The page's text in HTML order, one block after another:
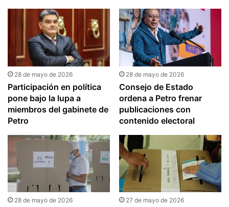
28 de mayo de 2026
Participación en política
pone bajo la lupa a
miembros del gabinete de
Petro
28 de mayo de 2026
Consejo de Estado
ordena a Petro frenar
publicaciones con
contenido electoral
28 de mayo de 2026 27 de mayo de 2026